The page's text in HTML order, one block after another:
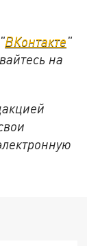
ВКонтакте"
на